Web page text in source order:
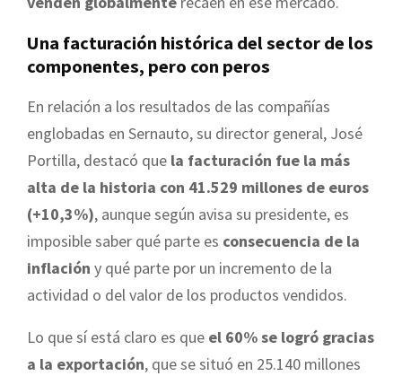
Una facturación histórica del sector de los
componentes, pero con peros
En relación a los resultados de las compañías
englobadas en Sernauto, su director general, José
Portilla, destacó que la facturación fue la más
alta de la historia con 41.529 millones de euros
(+10,3%), aunque según avisa su presidente, es
imposible saber qué parte es consecuencia de la
inflación y qué parte por un incremento de la
actividad o del valor de los productos vendidos.
Lo que sí está claro es que el 60% se logró gracias
a la exportación, que se situó en 25.140 millones